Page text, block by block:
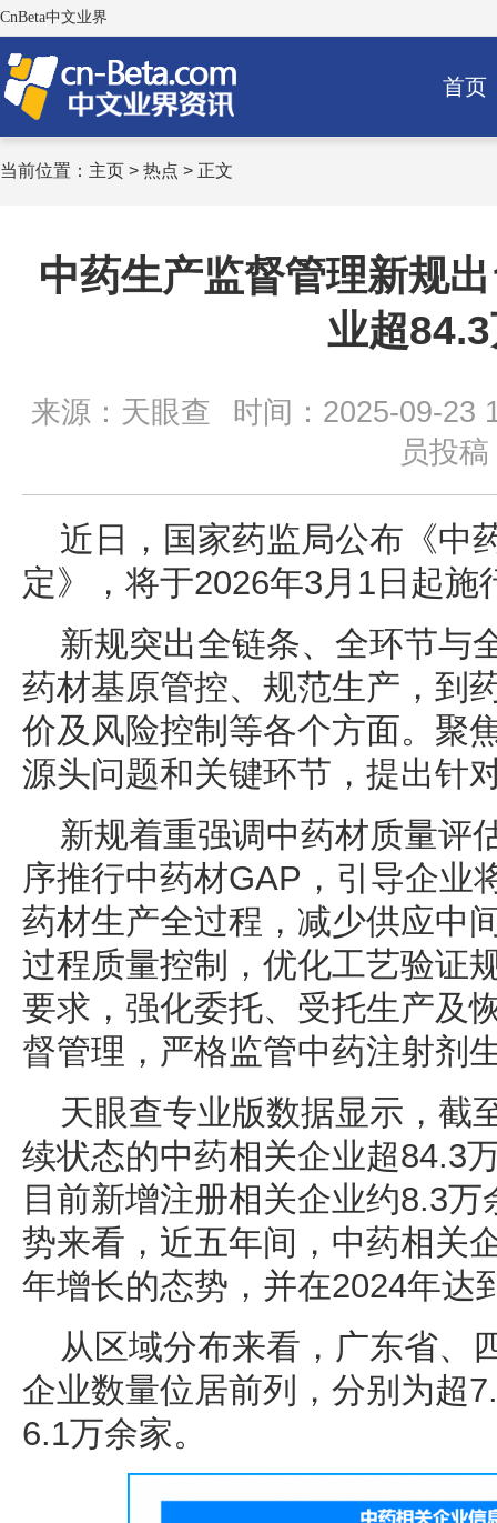
CnBeta中文业界
首页
当前位置： 主页 > 热点 > 正文
中药生产监督管理新规
业超
来源：天眼查
时间：2025-09-23
员投稿
近日，国家药监局公布《中
定》，将于2026年3月1日起施
新规突出全链条、全环节与
药材基原管控、规范生产，到
价及风险控制等各个方面。聚
源头问题和关键环节，提出针
新规着重强调中药材质量评
序推行中药材GAP，引导企业
药材生产全过程，减少供应中
过程质量控制，优化工艺验证
要求，强化委托、受托生产及
督管理，严格监管中药注射剂
天眼查专业版数据显示，截
续状态的中药相关企业超84.3
目前新增注册相关企业约8.3
势来看，近五年间，中药相关
年增长的态势，并在2024年达
从区域分布来看，广东省、
企业数量位居前列，分别为超
6.1万余家。